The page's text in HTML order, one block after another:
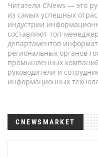
Читатели CNews — это
из самых успешных
индустрии
составляют топ-
департаментов
региональных органов
промышленных
руководители и
информационных
CNEWSMARKET